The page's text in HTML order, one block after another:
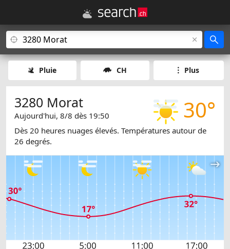
Pluie CH Plus
30°
3280 Morat
Aujourd'hui, 8/8 dès 19:50
Dès 20 heures nuages élevés. Températures autour de
26 degrés.